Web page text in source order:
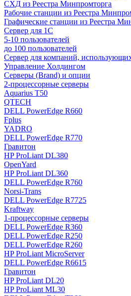
СХД из Реестра Минпромторга
Рабочие станции из Реестра
Графические станции из Реестра
Сервер для 1С
5-10 пользователей
до 100 пользователей
Сервер для компаний,
Управление Холдингом
Серверы (Brand) и опции
2-процессорные серверы
Aquarius T50
QTECH
DELL PowerEdge R660
Fplus
YADRO
DELL PowerEdge R770
Гравитон
HP ProLiant DL380
OpenYard
HP ProLiant DL360
DELL PowerEdge R760
Norsi-Trans
DELL PowerEdge R7725
Kraftway
1-процессорные серверы
DELL PowerEdge R360
DELL PowerEdge R250
DELL PowerEdge R260
HP ProLiant MicroServer
DELL PowerEdge R6615
Гравитон
HP ProLiant DL20
HP ProLiant ML30